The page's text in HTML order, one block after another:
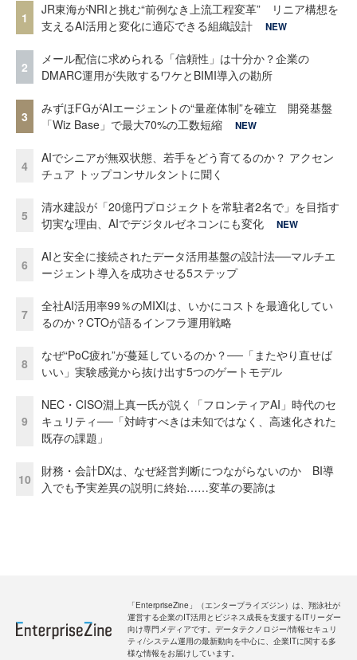
1
JR東海がNRIと挑む“前例なき上流工程変革” リニア構想を
支えるAI活用と変化に適応できる組織設計
NEW
2
メール配信に求められる「信頼性」は十分か？企業の
DMARC運用が失敗するワケとBIMI導入の勘所
3
みずほFGがAIエージェントの“量産体制”を確立 開発基盤
「Wiz Base」で最大70%の工数短縮
NEW
4
AIでシニアが無双状態、若手をどう育てるのか？ アクセン
チュア トップコンサルタントに聞く
5
清水建設が「20億円プロジェクトを常駐者2名で」を目指す
切実な理由、AIでデジタルゼネコンにも変化
NEW
6
AIと安全に接続されたデータ活用基盤の設計法──マルチエ
ージェント導入を成功させる5ステップ
7
全社AI活用率99％のMIXIは、いかにコストを最適化してい
るのか？CTOが語るインフラ運用戦略
8
なぜ“PoC疲れ”が蔓延しているのか？──「またやり直せば
いい」実験感覚から抜け出す5つのゲートモデル
9
NEC・CISO淵上真一氏が説く「フロンティアAI」時代のセ
キュリティ──「対峙すべきは未知ではなく、高速化された
既存の課題」
10
財務・会計DXは、なぜ経営判断につながらないのか BI導
入でも予実差異の説明に終始……変革の要諦は
「EnterpriseZine」（エンタープライズジン）は、翔泳社が
運営する企業のIT活用とビジネス成長を支援するITリーダー
向け専門メディアです。データテクノロジー/情報セキュリ
ティ/システム運用の最新動向を中心に、企業ITに関する多
様な情報をお届けしています。